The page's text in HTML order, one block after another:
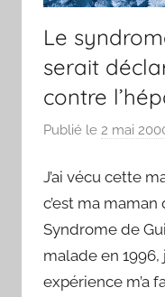
Le
serait
contre
Publié le 2 mai
J’ai vécu cette
c’est ma
Syndrome de
malade en 1996,
expérience m’a